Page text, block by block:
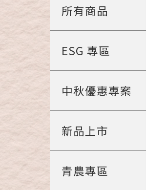
所有商品
ESG 專區
中秋優惠專案
新品上市
青農專區